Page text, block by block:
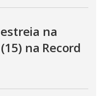
na
na Record